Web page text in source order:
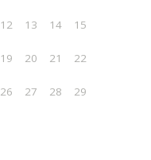
12 13 14 15
19 20 21 22
26 27 28 29